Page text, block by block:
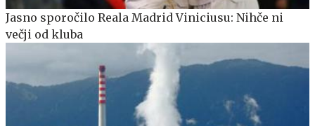
Jasno sporočilo Reala Madrid Viniciusu: Nihče ni
večji od kluba